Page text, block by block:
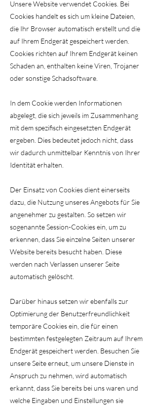
Unsere Website verwendet Cookies. Bei
Cookies handelt es sich um kleine Dateien,
die Ihr Browser automatisch erstellt und die
auf Ihrem Endgerät gespeichert werden.
Cookies richten auf Ihrem Endgerät keinen
Schaden an, enthalten keine Viren, Trojaner
oder sonstige Schadsoftware.
In dem Cookie werden Informationen
abgelegt, die sich jeweils im Zusammenhang
mit dem spezifisch eingesetzten Endgerät
ergeben. Dies bedeutet jedoch nicht, dass
wir dadurch unmittelbar Kenntnis von Ihrer
Identität erhalten.
Der Einsatz von Cookies dient einerseits
dazu, die Nutzung unseres Angebots für Sie
angenehmer zu gestalten. So setzen wir
sogenannte Session-Cookies ein, um zu
erkennen, dass Sie einzelne Seiten unserer
Website bereits besucht haben. Diese
werden nach Verlassen unserer Seite
automatisch gelöscht.
Darüber hinaus setzen wir ebenfalls zur
Optimierung der Benutzerfreundlichkeit
temporäre Cookies ein, die für einen
bestimmten festgelegten Zeitraum auf Ihrem
Endgerät gespeichert werden. Besuchen Sie
unsere Seite erneut, um unsere Dienste in
Anspruch zu nehmen, wird automatisch
erkannt, dass Sie bereits bei uns waren und
welche Eingaben und Einstellungen sie